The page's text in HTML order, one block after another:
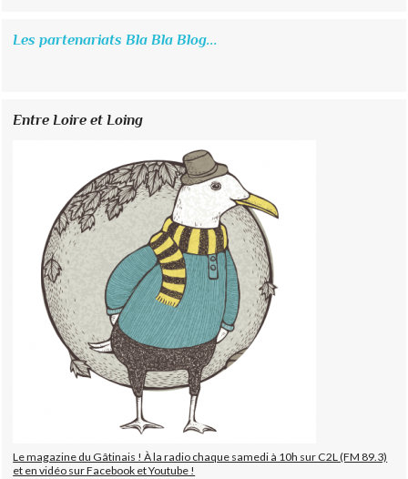
Les partenariats Bla Bla Blog...
Entre Loire et Loing
Le magazine du Gâtinais ! À la radio chaque samedi à 10h sur C2L (FM 89.3)
et en vidéo sur Facebook et Youtube !